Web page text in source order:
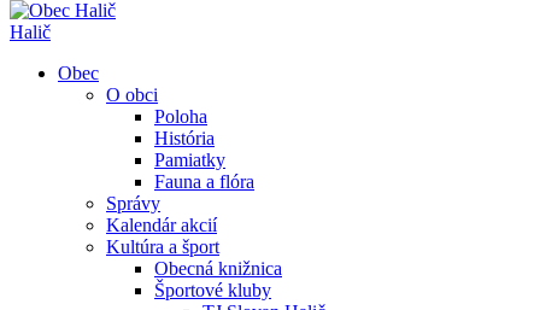
Halič
Obec
O obci
Poloha
História
Pamiatky
Fauna a flóra
Správy
Kalendár akcií
Kultúra a šport
Obecná knižnica
Športové kluby